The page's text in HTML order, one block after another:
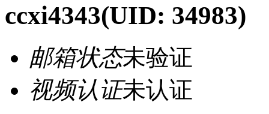
ccxi4343(UID: 34983)
邮箱状态未验证
视频认证未认证